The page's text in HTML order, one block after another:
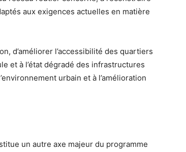
aux exigences actuelles en matière
d’améliorer l’accessibilité des quartiers
et à l’état dégradé des infrastructures
urbain et à l’amélioration
un autre axe majeur du programme